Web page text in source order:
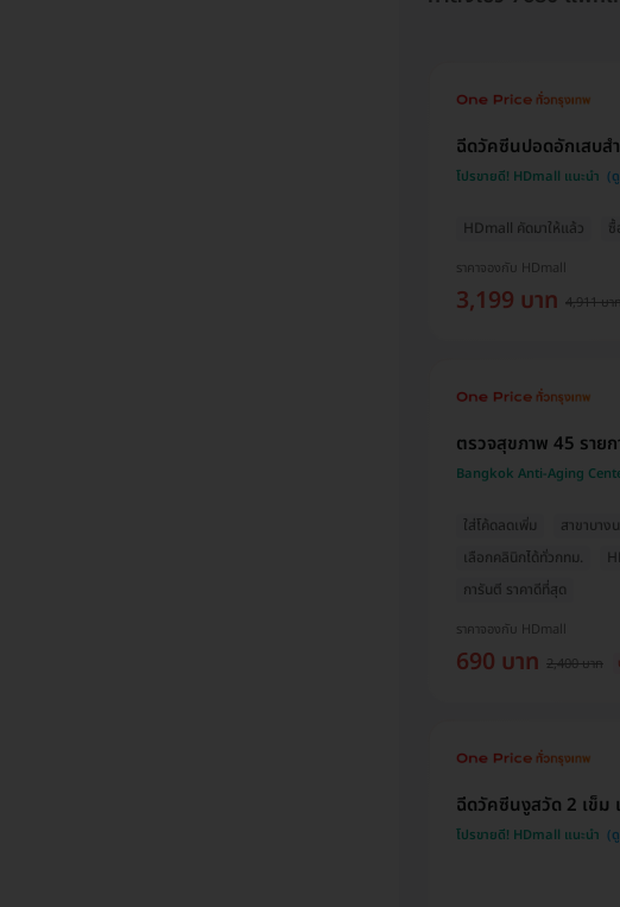
HDmall คัดมาให้แล้ว
ฉีดวัคซีนปอดอักเสบส
โปรขายดี! HDmall แนะนำ
ราคาจองกับ HDmall
3,199 บาท 4,911 บา
ใส่โค้ดลดเพิ่ม
สาขาบา
เลือกคลินิกได้ทั่วกทม.
การันตี ราคาดีที่สุด
ตรวจสุขภาพ 45 ราย
Bangkok Anti-Aging
ราคาจองกับ HDmall
690 บาท 2,400 บาท
ฉีดวัคซีนงูสวัด 2 เข็ม
โปรขายดี! HDmall แนะนำ